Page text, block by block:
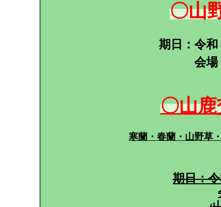
〇山
期日：令
会場
〇山
寒蘭・春蘭・山野草
期日：